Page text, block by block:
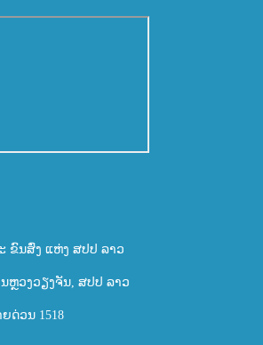
ຂົນສົ່ງ ແຫ່ງ ສປປ ລາວ
ຫຼວງວຽງຈັນ, ສປປ ລາວ
ຍດ່ວນ 1518